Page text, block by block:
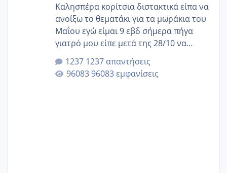
Καλησπέρα κορίτσια διστακτικά είπα να
ανοίξω το θεματάκι για τα μωράκια του
Μαΐου εγώ είμαι 9 εβδ σήμερα πήγα
γιατρό μου είπε μετά της 28/10 να
κλείσω ραντεβού για την αυχενική είναι
καμιά άλλη κοπέλα να γεννάει Μάιο ;;
1237 απαντήσεις
96083 εμφανίσεις